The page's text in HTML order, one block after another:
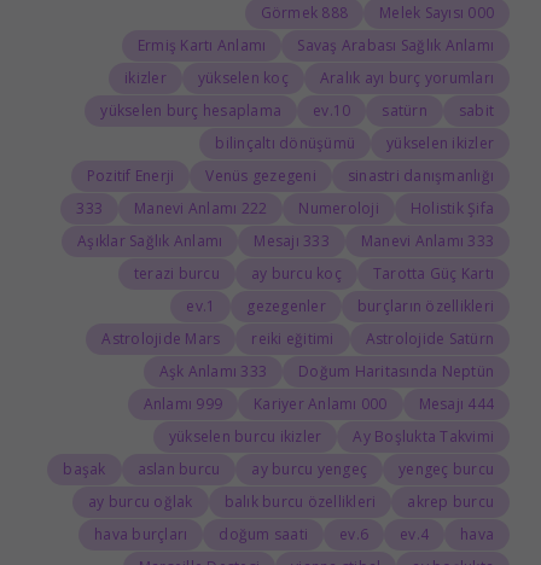
000 Melek Sayısı
888 Görmek
Savaş Arabası Sağlık Anlamı
Ermiş Kartı Anlamı
Aralık ayı burç yorumları
yükselen koç
ikizler
sabit
satürn
10.ev
yükselen burç hesaplama
yükselen ikizler
bilinçaltı dönüşümü
sinastri danışmanlığı
Venüs gezegeni
Pozitif Enerji
Holistik Şifa
Numeroloji
222 Manevi Anlamı
333
333 Manevi Anlamı
333 Mesajı
Aşıklar Sağlık Anlamı
Tarotta Güç Kartı
ay burcu koç
terazi burcu
burçların özellikleri
gezegenler
1.ev
Astrolojide Satürn
reiki eğitimi
Astrolojide Mars
Doğum Haritasında Neptün
333 Aşk Anlamı
444 Mesajı
000 Kariyer Anlamı
999 Anlamı
Ay Boşlukta Takvimi
yükselen burcu ikizler
yengeç burcu
ay burcu yengeç
aslan burcu
başak
akrep burcu
balık burcu özellikleri
ay burcu oğlak
hava
4.ev
6.ev
doğum saati
hava burçları